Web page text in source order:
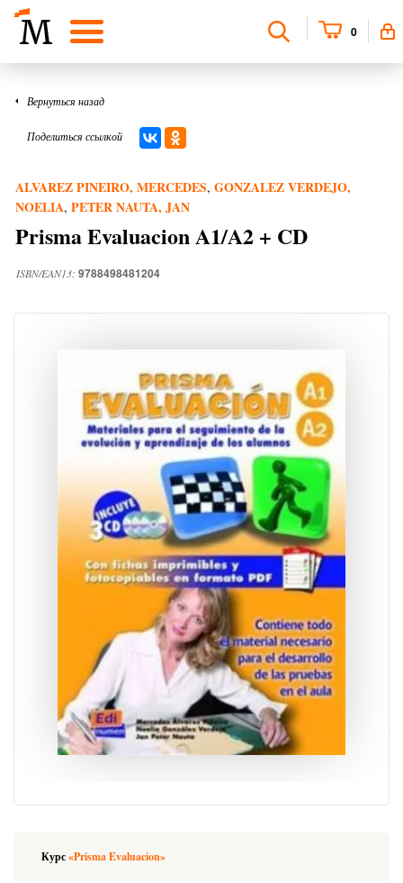
0
Вернуться назад
Поделиться ссылкой
ALVAREZ PINEIRO, MERCEDES, GONZALEZ VERDEJO,
NOELIA, PETER NAUTA, JAN
Prisma Evaluacion A1/A2 + CD
ISBN/EAN13: 9788498481204
Курс«Prisma Evaluacion»